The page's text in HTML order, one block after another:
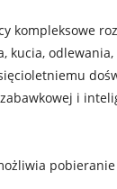
kucia,
i